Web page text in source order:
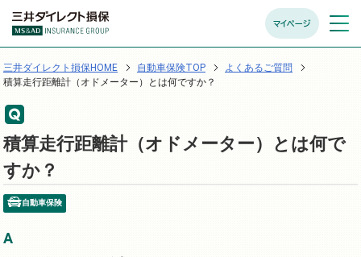
マイページ メニュ
開く
三井ダイレクト損保HOME 自動車保険TOP
よくあるご質問
積算走行距離計（オドメーター）とは何ですか？
積算走行距離計（オドメーター）とは何で
すか？
自動車保険